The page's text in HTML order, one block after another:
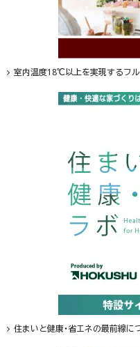
室内温度18℃以上を実現するフ
住まいと健康・省エネの最前線